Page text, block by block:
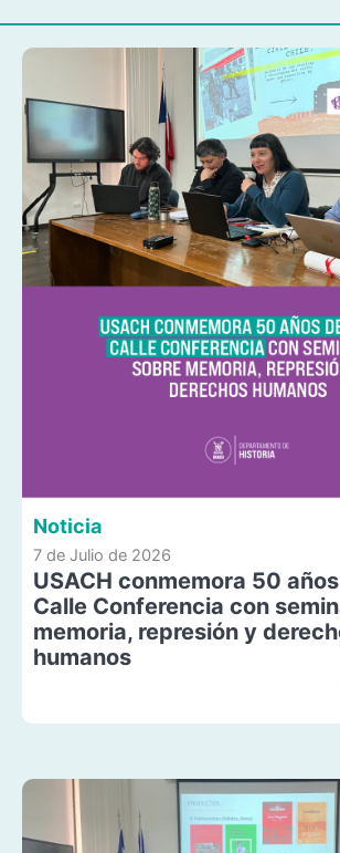
Noticia
7 de Julio de 2026
USACH conmemora 50
Calle Conferencia con
memoria, represión y
humanos